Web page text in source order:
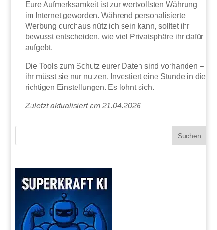
Eure Aufmerksamkeit ist zur wertvollsten Währung
im Internet geworden. Während personalisierte
Werbung durchaus nützlich sein kann, solltet ihr
bewusst entscheiden, wie viel Privatsphäre ihr dafür
aufgebt.
Die Tools zum Schutz eurer Daten sind vorhanden –
ihr müsst sie nur nutzen. Investiert eine Stunde in die
richtigen Einstellungen. Es lohnt sich.
Zuletzt aktualisiert am 21.04.2026